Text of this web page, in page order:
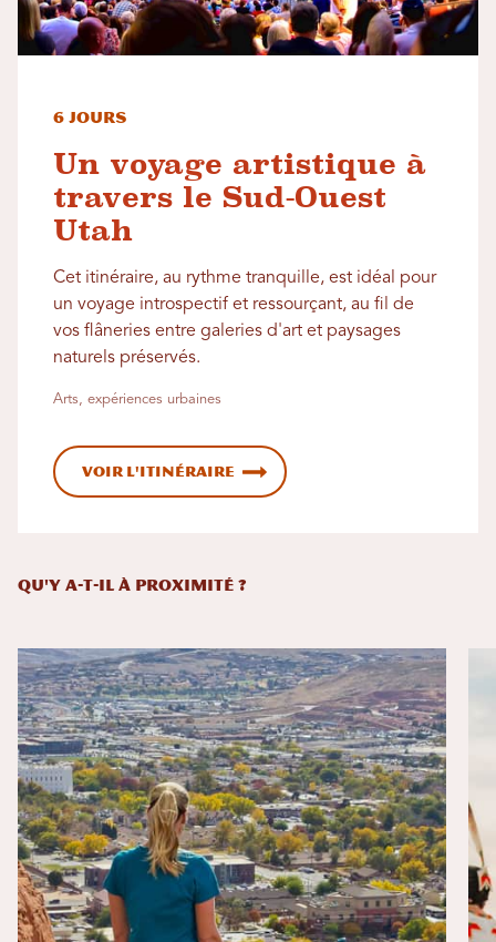
6 jours
Un voyage artistique à
travers le Sud-Ouest
Utah
Cet itinéraire, au rythme tranquille, est idéal pour
un voyage introspectif et ressourçant, au fil de
vos flâneries entre galeries d'art et paysages
naturels préservés.
Arts, expériences urbaines
Voir l'itinéraire
QU'Y A-T-IL À PROXIMITÉ ?